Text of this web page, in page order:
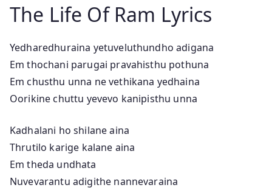
The Life Of Ram Lyrics
Yedharedhuraina yetuveluthundho adigana
Em thochani parugai pravahisthu pothuna
Em chusthu unna ne vethikana yedhaina
Oorikine chuttu yevevo kanipisthu unna
Kadhalani ho shilane aina
Thrutilo karige kalane aina
Em theda undhata
Nuvevarantu adigithe nannevaraina